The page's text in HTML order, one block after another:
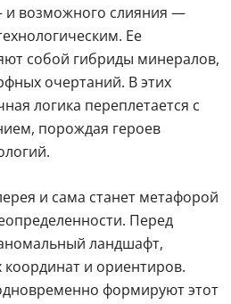
и возможного слияния —
Ее
собой гибриды минералов,
очертаний. В этих
логика переплетается с
порождая героев
и сама станет метафорой
Перед
ландшафт,
и ориентиров.
формируют этот